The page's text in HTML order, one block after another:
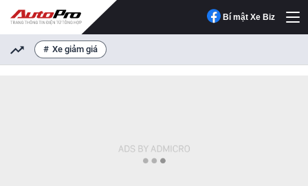
Bí mật Xe Biz
Xe giảm giá